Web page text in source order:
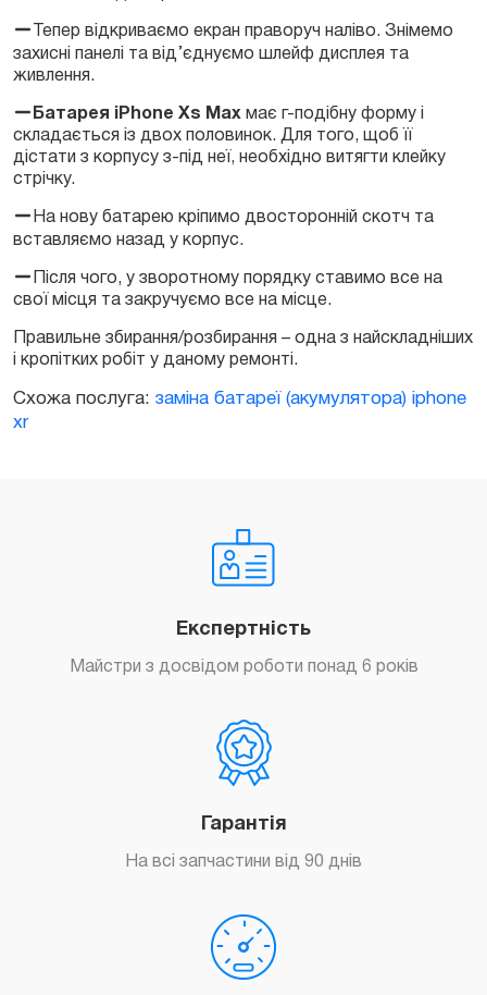
Тепер відкриваємо екран праворуч наліво. Знімемо
захисні панелі та від’єднуємо шлейф дисплея та
живлення.
Батарея iPhone Xs Max має г-подібну форму і
складається із двох половинок. Для того, щоб її
дістати з корпусу з-під неї, необхідно витягти клейку
стрічку.
На нову батарею кріпимо двосторонній скотч та
вставляємо назад у корпус.
Після чого, у зворотному порядку ставимо все на
свої місця та закручуємо все на місце.
Правильне збирання/розбирання – одна з найскладніших
і кропітких робіт у даному ремонті.
Схожа послуга: заміна батареї (акумулятора) iphone
xr
Експертність
Майстри з досвідом роботи понад 6 років
Гарантія
На всі запчастини від 90 днів